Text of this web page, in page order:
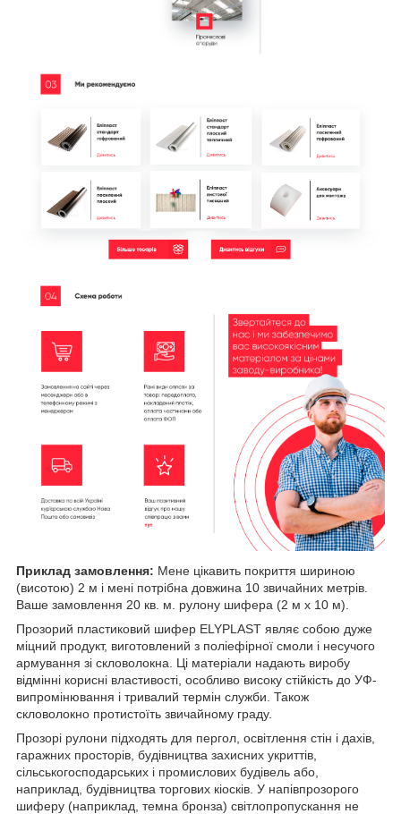
Приклад замовлення: Мене цікавить покриття шириною
(висотою) 2 м і мені потрібна довжина 10 звичайних метрів.
Ваше замовлення 20 кв. м. рулону шифера (2 м х 10 м).
Прозорий пластиковий шифер ELYPLAST являє собою дуже
міцний продукт, виготовлений з поліефірної смоли і несучого
армування зі скловолокна. Ці матеріали надають виробу
відмінні корисні властивості, особливо високу стійкість до УФ-
випромінювання і тривалий термін служби. Також
скловолокно протистоїть звичайному граду.
Прозорі рулони підходять для пергол, освітлення стін і дахів,
гаражних просторів, будівництва захисних укриттів,
сільськогосподарських і промислових будівель або,
наприклад, будівництва торгових кіосків. У напівпрозорого
шиферу (наприклад, темна бронза) світлопропускання не